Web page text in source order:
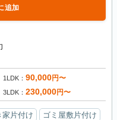
追加
1LDK 90,000円〜
3LDK 230,000円〜
家片付け
ゴミ屋敷片付け